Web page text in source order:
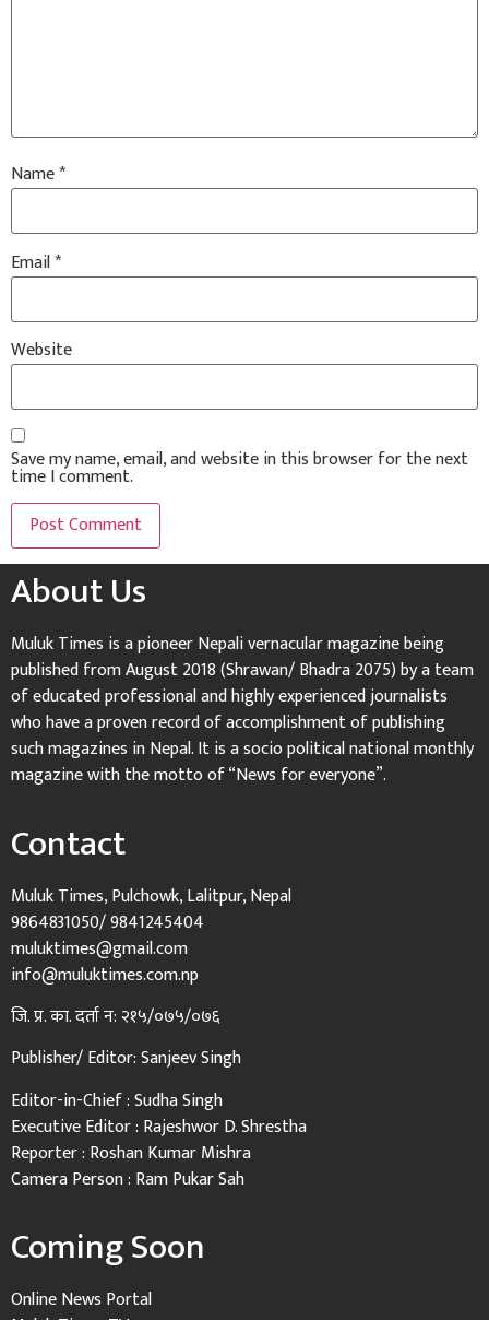
Name*
Email*
Website
Save my name, email, and website in this browser for the next
time I comment.
About Us
Muluk Times is a pioneer Nepali vernacular magazine being
published from August 2018 (Shrawan/ Bhadra 2075) by a team
of educated professional and highly experienced journalists
who have a proven record of accomplishment of publishing
such magazines in Nepal. It is a socio political national monthly
magazine with the motto of “News for everyone”.
Contact
Muluk Times, Pulchowk, Lalitpur, Nepal
9864831050/ 9841245404
muluktimes@gmail.com
info@muluktimes.com.np
जि. प्र. का. दर्ता न: २१५/०७५/०७६
Publisher/ Editor: Sanjeev Singh
Editor-in-Chief : Sudha Singh
Executive Editor : Rajeshwor D. Shrestha
Reporter : Roshan Kumar Mishra
Camera Person : Ram Pukar Sah
Coming Soon
Online News Portal